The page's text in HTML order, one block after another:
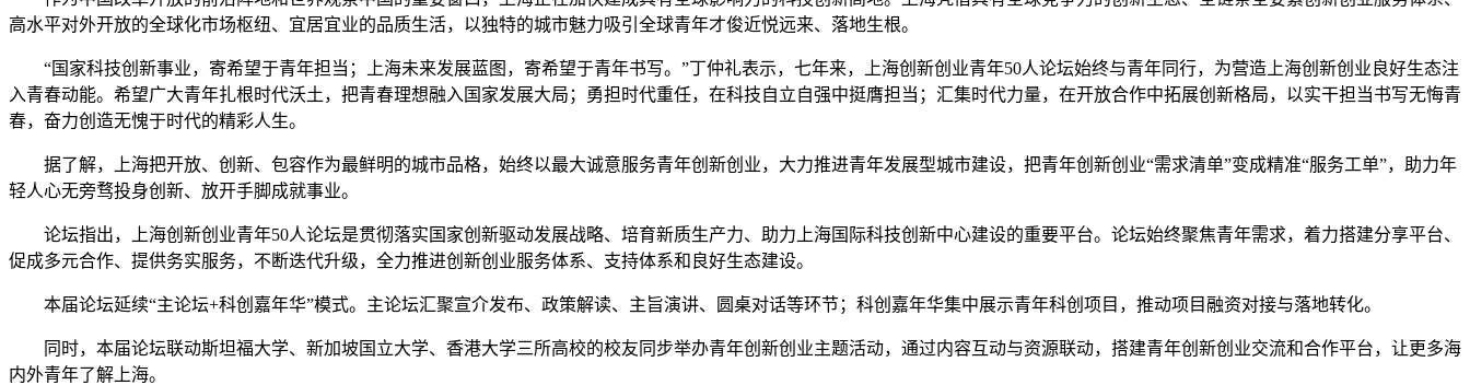
高水平对外开放的全球化市场枢纽、宜居宜业的品质生活，以独特的城市魅力吸引全球青年才俊近悦远来、落地生根。
“国家科技创新事业，寄希望于青年担当；上海未来发展蓝图，寄希望于青年书写。”丁仲礼表示，七年来，上海创新创业青年50人论坛始终与青年同行，为营造上海创新创业良好生态注
入青春动能。希望广大青年扎根时代沃土，把青春理想融入国家发展大局；勇担时代重任，在科技自立自强中挺膺担当；汇集时代力量，在开放合作中拓展创新格局，以实干担当书写无悔青
春，奋力创造无愧于时代的精彩人生。
据了解，上海把开放、创新、包容作为最鲜明的城市品格，始终以最大诚意服务青年创新创业，大力推进青年发展型城市建设，把青年创新创业“需求清单”变成精准“服务工单”，助力年
轻人心无旁骛投身创新、放开手脚成就事业。
论坛指出，上海创新创业青年50人论坛是贯彻落实国家创新驱动发展战略、培育新质生产力、助力上海国际科技创新中心建设的重要平台。论坛始终聚焦青年需求，着力搭建分享平台、
促成多元合作、提供务实服务，不断迭代升级，全力推进创新创业服务体系、支持体系和良好生态建设。
本届论坛延续“主论坛+科创嘉年华”模式。主论坛汇聚宣介发布、政策解读、主旨演讲、圆桌对话等环节；科创嘉年华集中展示青年科创项目，推动项目融资对接与落地转化。
同时，本届论坛联动斯坦福大学、新加坡国立大学、香港大学三所高校的校友同步举办青年创新创业主题活动，通过内容互动与资源联动，搭建青年创新创业交流和合作平台，让更多海
内外青年了解上海。